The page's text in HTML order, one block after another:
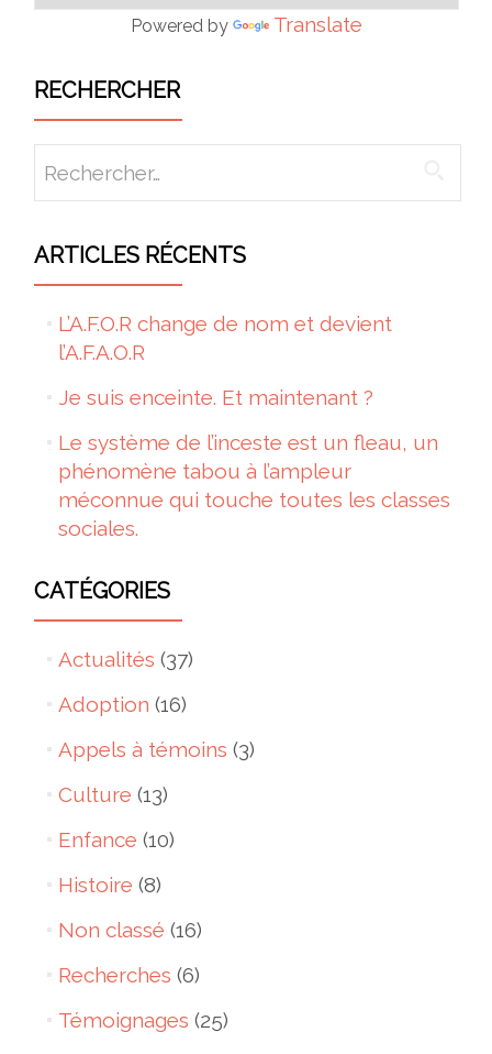
Powered by Translate
RECHERCHER
ARTICLES RÉCENTS
L’A.F.O.R change de nom et devient
l’A.F.A.O.R
Je suis enceinte. Et maintenant ?
Le système de l’inceste est un fleau, un
phénomène tabou à l’ampleur
méconnue qui touche toutes les classes
sociales.
CATÉGORIES
Actualités (37)
Adoption (16)
Appels à témoins (3)
Culture (13)
Enfance (10)
Histoire (8)
Non classé (16)
Recherches (6)
Témoignages (25)